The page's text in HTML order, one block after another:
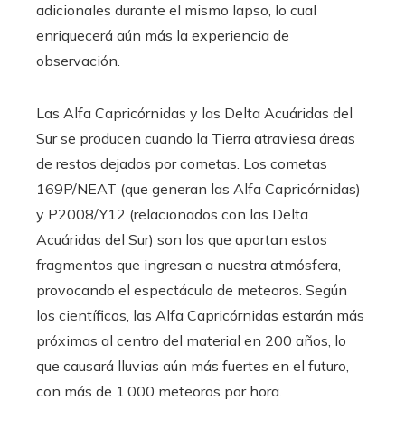
adicionales durante el mismo lapso, lo cual
enriquecerá aún más la experiencia de
observación.
Las Alfa Capricórnidas y las Delta Acuáridas del
Sur se producen cuando la Tierra atraviesa áreas
de restos dejados por cometas. Los cometas
169P/NEAT (que generan las Alfa Capricórnidas)
y P2008/Y12 (relacionados con las Delta
Acuáridas del Sur) son los que aportan estos
fragmentos que ingresan a nuestra atmósfera,
provocando el espectáculo de meteoros. Según
los científicos, las Alfa Capricórnidas estarán más
próximas al centro del material en 200 años, lo
que causará lluvias aún más fuertes en el futuro,
con más de 1.000 meteoros por hora.